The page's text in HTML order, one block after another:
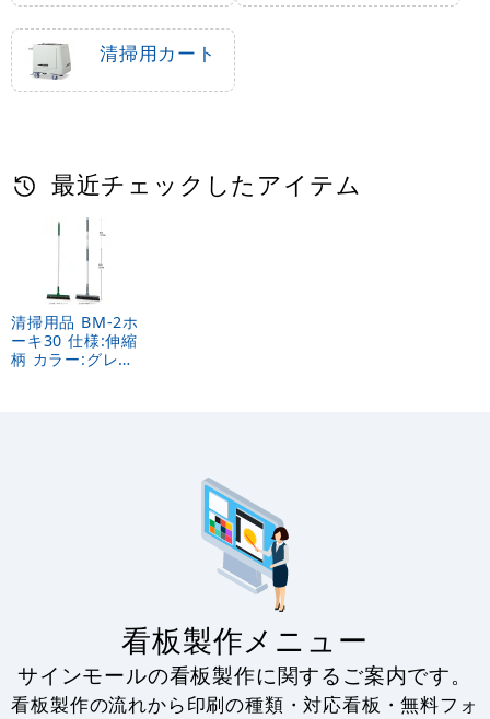
清掃用カート
最近チェックしたアイテム
清掃用品 BM-2ホ
ーキ30 仕様:伸縮
柄 カラー:グレー
看板製作メニュー
サインモールの看板製作に関するご案内です。
看板製作の流れから印刷の種類・対応看板・無料フォ